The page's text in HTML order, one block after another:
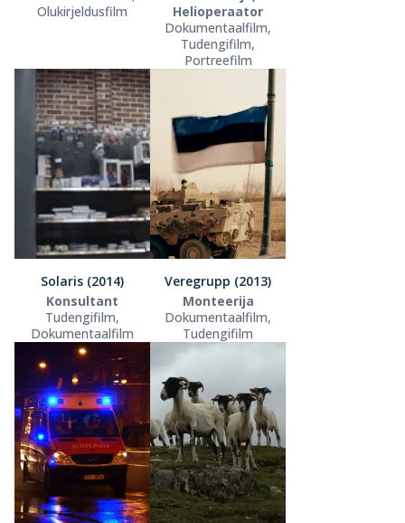
Olukirjeldusfilm
Helioperaator
Dokumentaalfilm,
Tudengifilm,
Portreefilm
Solaris (2014)
Konsultant
Tudengifilm,
Dokumentaalfilm
Veregrupp (2013)
Monteerija
Dokumentaalfilm,
Tudengifilm